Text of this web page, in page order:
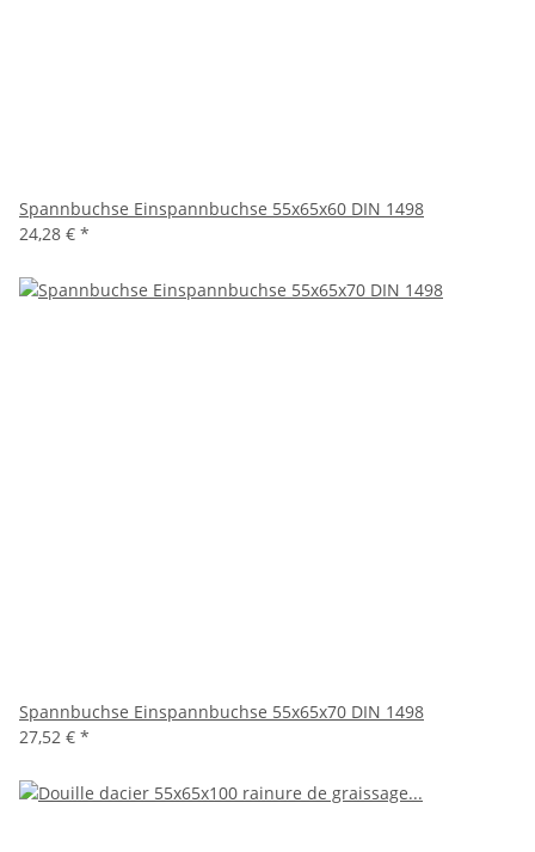
Spannbuchse Einspannbuchse 55x65x60 DIN 1498
24,28 € *
Spannbuchse Einspannbuchse 55x65x70 DIN 1498
27,52 € *